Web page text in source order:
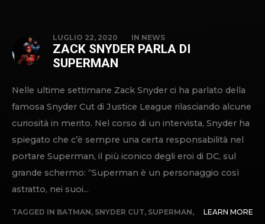
LUGLIO 22, 2020 IN NEWS
ZACK SNYDER PARLA DI
SUPERMAN
Nelle ultime settimane Zack Snyder ci ha parlato della
famosa Snyder Cut di Justice League rilasciando alcune
curiosità in merito. Nel corso di un intervista, Snyder ha
spiegato che c’è sempre una certa responsabilità nel
portare Superman, il più iconico degli eroi di DC, sul
grande schermo: “Superman è un personaggio così
astratto, nei suoi...
TAGGED IN BATMAN, SNYDER CUT, SUPERMAN, LEARN MORE